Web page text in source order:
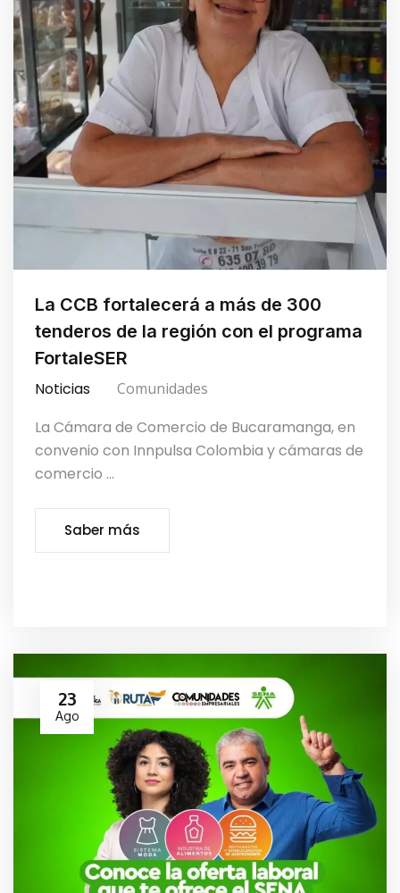
La CCB fortalecerá a más de 300
tenderos de la región con el programa
FortaleSER
Noticias Comunidades
La Cámara de Comercio de Bucaramanga, en
convenio con Innpulsa Colombia y cámaras de
comercio ...
Saber más
23
Ago